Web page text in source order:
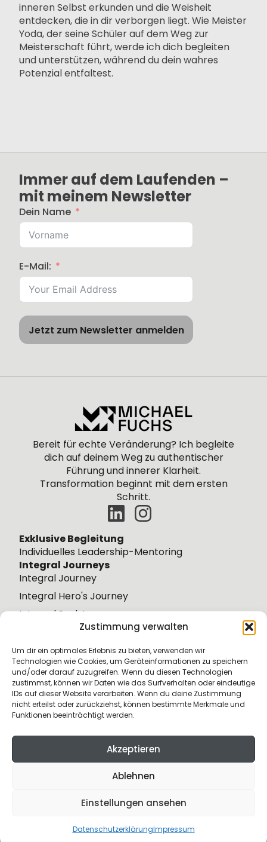
Zustimmung verwalten
Um dir ein optimales Erlebnis zu bieten, verwenden wir
Technologien wie Cookies, um Geräteinformationen zu speichern
und/oder darauf zuzugreifen. Wenn du diesen Technologien
zustimmst, können wir Daten wie das Surfverhalten oder eindeutige
IDs auf dieser Website verarbeiten. Wenn du deine Zustimmung
nicht erteilst oder zurückziehst, können bestimmte Merkmale und
Funktionen beeinträchtigt werden.
Akzeptieren
Ablehnen
Einstellungen ansehen
DatenschutzerklärungImpressum
inneren Selbst erkunden und die Weisheit
entdecken, die in dir verborgen liegt. Wie Meister
Yoda, der seine Schüler auf dem Weg zur
Meisterschaft führt, werde ich dich begleiten
und unterstützen, während du dein wahres
Potenzial entfaltest.
Immer auf dem Laufenden –
mit meinem Newsletter
Dein Name
E-Mail:
Jetzt zum Newsletter anmelden
Bereit für echte Veränderung? Ich begleite
dichauf deinemWeg zu authentischer
Führung und innerer Klarheit.
Transformation beginnt mit dem ersten
Schritt.
Exklusive Begleitung
Individuelles Leadership-Mentoring
Integral Journeys
Integral Journey
Integral Hero's Journey
Integral Soul Journey
Integral Wisdom Journey
Weiteres
Über mich
Book a Call
Die nächstes Events & Journey
Perspektiven
Datenschutz
© 2026 Michael Fuchs
DE